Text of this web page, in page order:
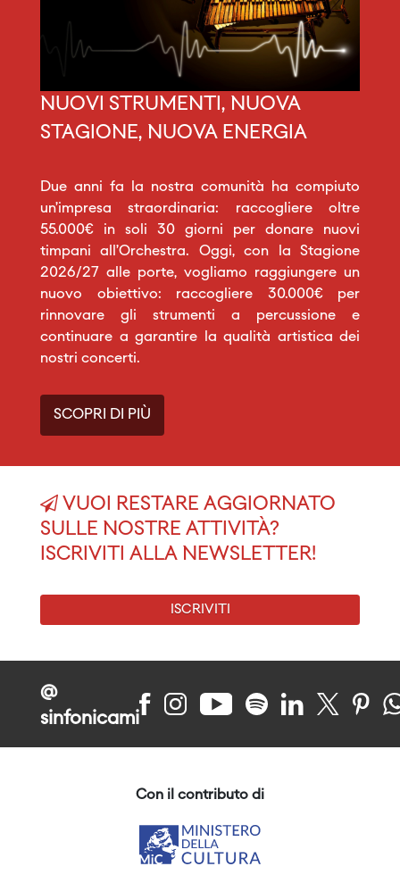
NUOVI STRUMENTI, NUOVA
STAGIONE, NUOVA ENERGIA
Due anni fa la nostra comunità ha compiuto
un’impresa straordinaria: raccogliere oltre
55.000€ in soli 30 giorni per donare nuovi
timpani all’Orchestra. Oggi, con la Stagione
2026/27 alle porte, vogliamo raggiungere un
nuovo obiettivo: raccogliere 30.000€ per
rinnovare gli strumenti a percussione e
continuare a garantire la qualità artistica dei
nostri concerti.
SCOPRI DI PIÙ
VUOI RESTARE AGGIORNATO
SULLE NOSTRE ATTIVITÀ?
ISCRIVITI ALLA NEWSLETTER!
ISCRIVITI
@
sinfonicami
Con il contributo di